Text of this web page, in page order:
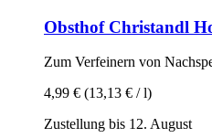
Obsthof Christandl
Zum Verfeinern von
4,99 € (13,13 € / l)
Zustellung bis 12. August